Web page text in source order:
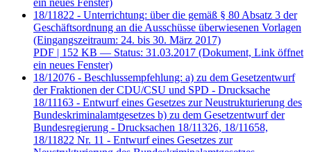
ein neues Fenster)
18/11822 - Unterrichtung: über die gemäß § 80 Absatz 3 der
Geschäftsordnung an die Ausschüsse überwiesenen Vorlagen
(Eingangszeitraum: 24. bis 30. März 2017)
PDF | 152 KB — Status: 31.03.2017 (Dokument, Link öffnet
ein neues Fenster)
18/12076 - Beschlussempfehlung: a) zu dem Gesetzentwurf
der Fraktionen der CDU/CSU und SPD - Drucksache
18/11163 - Entwurf eines Gesetzes zur Neustrukturierung des
Bundeskriminalamtgesetzes b) zu dem Gesetzentwurf der
Bundesregierung - Drucksachen 18/11326, 18/11658,
18/11822 Nr. 11 - Entwurf eines Gesetzes zur